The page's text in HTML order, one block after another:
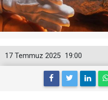
19:00
17 Temmuz 2025